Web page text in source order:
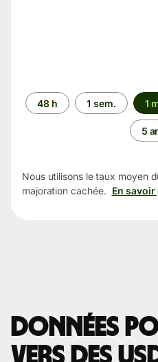
Période
48 h 1 sem. 1
5
Nous utilisons le taux moyen
majoration cachée. En savoir
Données